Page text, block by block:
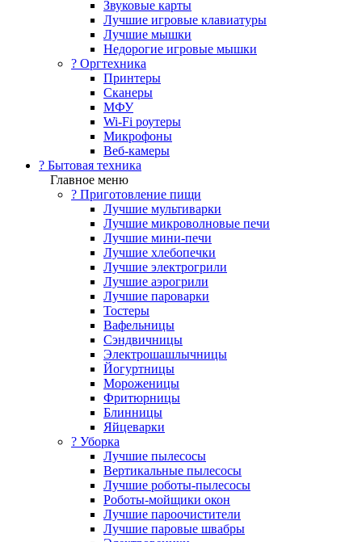
Звуковые карты
Лучшие игровые клавиатуры
Лучшие мышки
Недорогие игровые мышки
?️ Оргтехника
Принтеры
Сканеры
МФУ
Wi-Fi роутеры
Микрофоны
Веб-камеры
? Бытовая техника
Главное меню
? Приготовление пищи
Лучшие мультиварки
Лучшие микроволновые печи
Лучшие мини-печи
Лучшие хлебопечки
Лучшие электрогрили
Лучшие аэрогрили
Лучшие пароварки
Тостеры
Вафельницы
Сэндвичницы
Электрошашлычницы
Йогуртницы
Мороженицы
Фритюрницы
Блинницы
Яйцеварки
? Уборка
Лучшие пылесосы
Вертикальные пылесосы
Лучшие роботы-пылесосы
Роботы-мойщики окон
Лучшие пароочистители
Лучшие паровые швабры